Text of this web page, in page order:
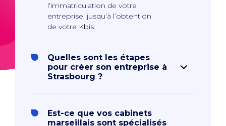
l’immatriculation de votre
entreprise, jusqu’à l’obtention
de votre Kbis.
Quelles sont les étapes
pour créer son entreprise à
Strasbourg ?
Est-ce que vos cabinets
marseillais sont spécialisés